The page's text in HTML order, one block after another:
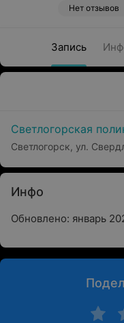
Нет отзывов
Запись
Светлогорская
Светлогорск, ул.
Инфо
Обновлено: январь